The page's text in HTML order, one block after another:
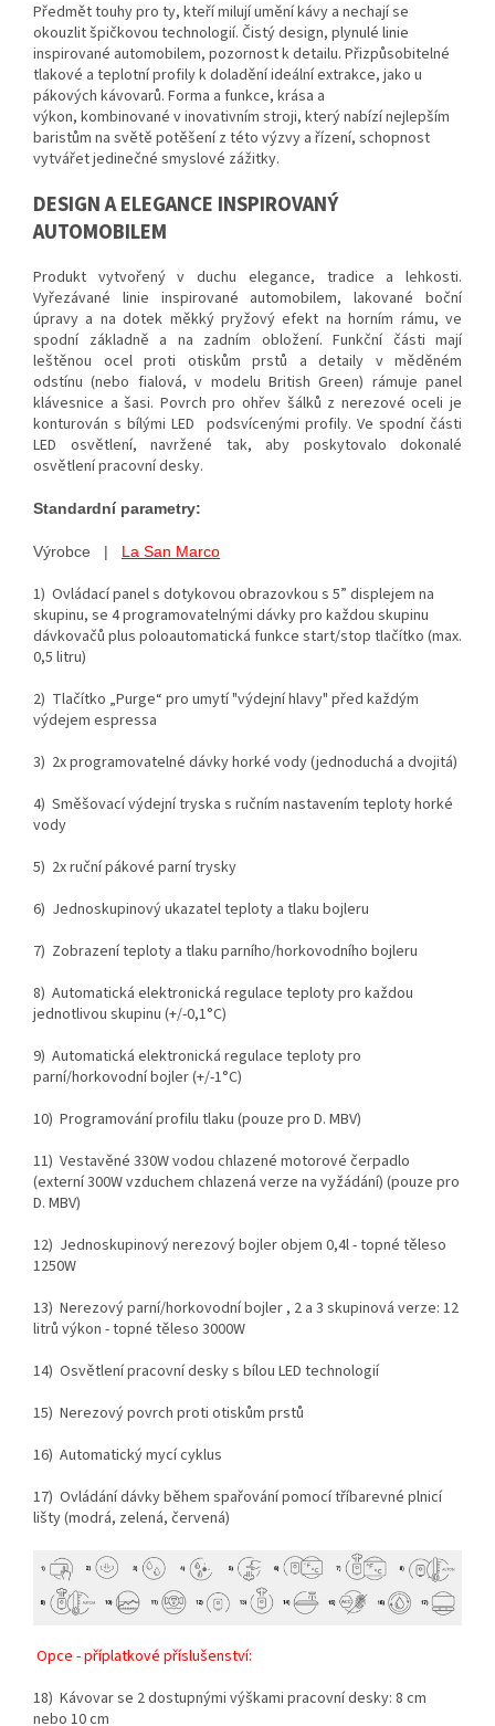
Předmět touhy pro ty, kteří milují umění kávy a nechají se
okouzlit špičkovou technologií. Čistý design, plynulé linie
inspirované automobilem, pozornost k detailu. Přizpůsobitelné
tlakové a teplotní profily k doladění ideální extrakce, jako u
pákových kávovarů. Forma a funkce, krása a
výkon, kombinované v inovativním stroji, který nabízí nejlepším
baristům na světě potěšení z této výzvy a řízení, schopnost
vytvářet jedinečné smyslové zážitky.
DESIGN A ELEGANCE INSPIROVANÝ
AUTOMOBILEM
Produkt vytvořený v duchu elegance, tradice a lehkosti.
Vyřezávané linie inspirované automobilem, lakované boční
úpravy a na dotek měkký pryžový efekt na horním rámu, ve
spodní základně a na zadním obložení. Funkční části mají
leštěnou ocel proti otiskům prstů a detaily v měděném
odstínu (nebo fialová, v modelu British Green) rámuje panel
klávesnice a šasi. Povrch pro ohřev šálků z nerezové oceli je
konturován s bílými LED podsvícenými profily. Ve spodní části
LED osvětlení, navržené tak, aby poskytovalo dokonalé
osvětlení pracovní desky.
Standardní parametry:
Výrobce | La San Marco
1) Ovládací panel s dotykovou obrazovkou s 5” displejem na
skupinu, se 4 programovatelnými dávky pro každou skupinu
dávkovačů plus poloautomatická funkce start/stop tlačítko (max.
0,5 litru)
2) Tlačítko „Purge“ pro umytí "výdejní hlavy" před každým
výdejem espressa
3) 2x programovatelné dávky horké vody (jednoduchá a dvojitá)
4) Směšovací výdejní tryska s ručním nastavením teploty horké
vody
5) 2x ruční pákové parní trysky
6) Jednoskupinový ukazatel teploty a tlaku bojleru
7) Zobrazení teploty a tlaku parního/horkovodního bojleru
8) Automatická elektronická regulace teploty pro každou
jednotlivou skupinu (+/-0,1°C)
9) Automatická elektronická regulace teploty pro
parní/horkovodní bojler (+/-1°C)
10) Programování profilu tlaku (pouze pro D. MBV)
11) Vestavěné 330W vodou chlazené motorové čerpadlo
(externí 300W vzduchem chlazená verze na vyžádání) (pouze pro
D. MBV)
12) Jednoskupinový nerezový bojler objem 0,4l - topné těleso
1250W
13) Nerezový parní/horkovodní bojler , 2 a 3 skupinová verze: 12
litrů výkon - topné těleso 3000W
14) Osvětlení pracovní desky s bílou LED technologií
15) Nerezový povrch proti otiskům prstů
16) Automatický mycí cyklus
17) Ovládání dávky během spařování pomocí tříbarevné plnicí
lišty (modrá, zelená, červená)
Opce - příplatkové příslušenství:
18) Kávovar se 2 dostupnými výškami pracovní desky: 8 cm
nebo 10 cm